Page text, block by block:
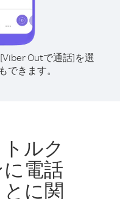
Outで通話]を選
できます。
ルク
電話
に関